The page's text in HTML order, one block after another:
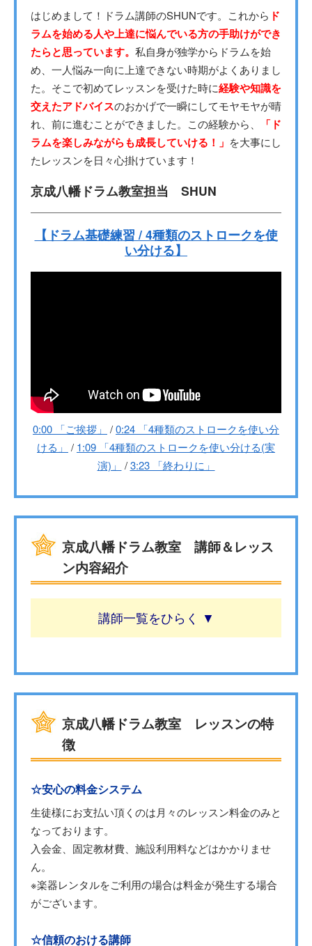
はじめまして！ドラム講師のSHUNです。これから ド
ラムを始める人や上達に悩んでいる方の手助けができ
たらと思っています。 私自身が独学からドラムを始
め、一人悩み一向に上達できない時期がよくありまし
た。そこで初めてレッスンを受けた時に経験や知識を
交えたアドバイスのおかげで一瞬にしてモヤモヤが晴
れ、前に進むことができました。この経験から、
「ド
ラムを楽しみながらも成長していける！」 を大事にし
たレッスンを日々心掛けています！
京成八幡ドラム教室担当 SHUN
【ドラム基礎練習 / 4種類のストロークを使
い分ける】
0:00 「ご挨拶」 /0:24 「4種類のストロークを使い分
ける」
/ 1:09 「4種類のストロークを使い分ける(実
演)」
/3:23 「終わりに」
京成八幡ドラム教室 講師＆レッス
ン内容紹介
講師一覧
京成八幡ドラム教室 レッスンの特
徴
☆安心の料金システム
生徒様にお支払い頂くのは月々のレッスン料金のみと
なっております。
入会金、固定教材費、施設利用料などはかかりませ
ん。
※楽器レンタルをご利用の場合は料金が発生する場合
がございます。
☆信頼のおける講師